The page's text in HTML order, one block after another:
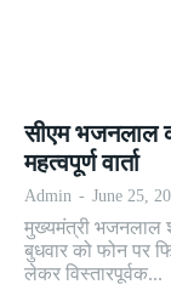
सीएम भजनलाल
महत्वपूर्ण वार्ता
Admin - June 25,
मुख्यमंत्री भजनलाल
बुधवार को फोन पर
लेकर विस्तारपूर्वक...